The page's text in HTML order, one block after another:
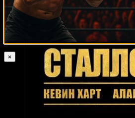
Штольцфус Бэрри Батлер Нейт Таббс
Грин Майкл Спротт Ларри Лакурзье
×